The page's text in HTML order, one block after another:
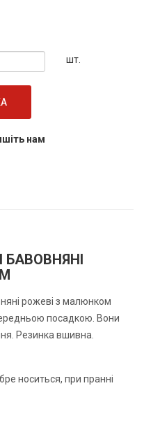
шт.
нам
БАВОВНЯНІ
рожеві з малюнком
посадкою. Вони
Резинка вшивна.
носиться, при пранні